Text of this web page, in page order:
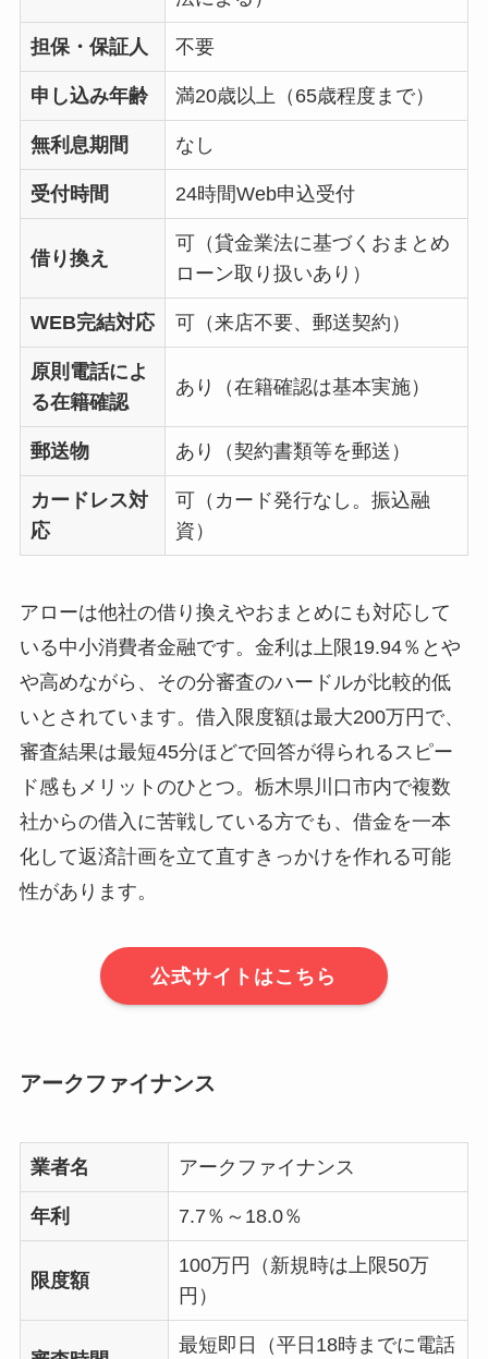
担保・保証人 不要
申し込み年齢 満20歳以上（65歳程度まで）
無利息期間 なし
受付時間 24時間Web申込受付
借り換え
可（貸金業法に基づくおまとめ
ローン取り扱いあり）
WEB完結対応 可（来店不要、郵送契約）
原則電話によ
る在籍確認
あり（在籍確認は基本実施）
郵送物 あり（契約書類等を郵送）
カードレス対
応
可（カード発行なし。振込融
資）
アローは他社の借り換えやおまとめにも対応して
いる中小消費者金融です。金利は上限19.94％とや
や高めながら、その分審査のハードルが比較的低
いとされています。借入限度額は最大200万円で、
審査結果は最短45分ほどで回答が得られるスピー
ド感もメリットのひとつ。栃木県川口市内で複数
社からの借入に苦戦している方でも、借金を一本
化して返済計画を立て直すきっかけを作れる可能
性があります。
公式サイトはこちら
アークファイナンス
業者名 アークファイナンス
年利 7.7％～18.0％
限度額
100万円（新規時は上限50万
円）
最短即日（平日18時までに電話